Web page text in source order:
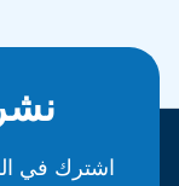
اشترك في